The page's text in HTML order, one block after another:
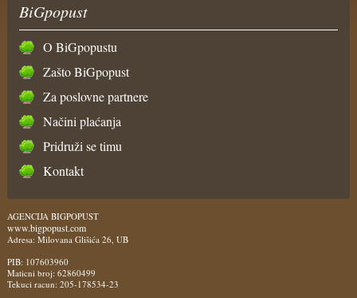
BiGpopust
O BiGpopustu
Zašto BiGpopust
Za poslovne partnere
Načini plaćanja
Pridruži se timu
Kontakt
AGENCIJA BIGPOPUST
www.bigpopust.com
Adresa: Milovana Glišića 26, UB
PIB: 107603960
Maticni broj: 62860499
Tekuci racun: 205-178534-23